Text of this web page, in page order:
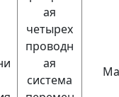
ая
четырех
проводн
ая
система